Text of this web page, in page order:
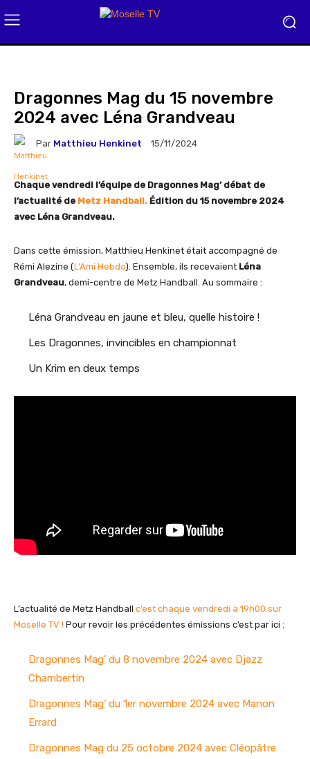
Dragonnes Mag du 15 novembre
2024 avec Léna Grandveau
Par Matthieu Henkinet 15/11/2024
Chaque vendredi l’équipe de Dragonnes Mag’ débat de
l’actualité de Metz Handball. Édition du 15 novembre 2024
avec Léna Grandveau.
Dans cette émission, Matthieu Henkinet était accompagné de
Rémi Alezine (L’Ami Hebdo). Ensemble, ils recevaient Léna
Grandveau, demi-centre de Metz Handball. Au sommaire :
Léna Grandveau en jaune et bleu, quelle histoire !
Les Dragonnes, invincibles en championnat
Un Krim en deux temps
L’actualité de Metz Handball c’est chaque vendredi à 19h00 sur
Moselle TV ! Pour revoir les précédentes émissions c’est par ici :
Dragonnes Mag’ du 8 novembre 2024 avec Djazz
Chambertin
Dragonnes Mag’ du 1er novembre 2024 avec Manon
Errard
Dragonnes Mag du 25 octobre 2024 avec Cléopâtre